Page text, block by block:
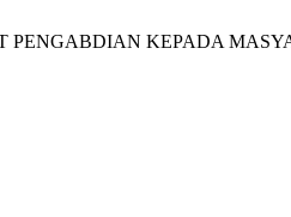
PENGABDIAN KEPADA